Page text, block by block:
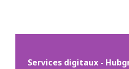
Services digitaux -